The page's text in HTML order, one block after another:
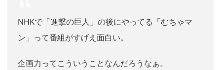
NHKで「進撃の巨人」の後にやってる「むちゃマ
ン」って番組がすげえ面白い。
企画力ってこういうことなんだろうなぁ。